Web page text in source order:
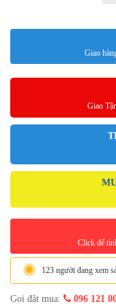
Giao
Giao
Click để
123 người đang xem
Gọi đặt mua: 096 121